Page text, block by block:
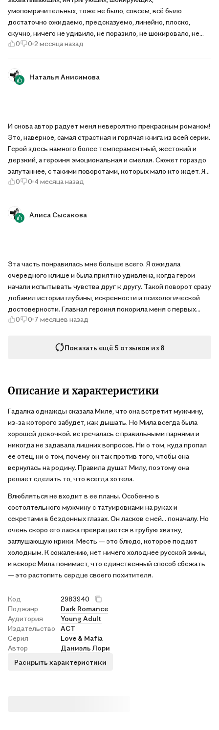
умопомрачительных, тоже не было, совсем, всё было
достаточно ожидаемо, предсказуемо, линейно, плоско,
скучно, ничего не удивило, не поразило, не шокировало, не
впечатлило, всё шло по накатанной колее. Книгу
снова, я однозначно, категорически, никогда не буду.
0 0 2 месяца назад
Наталья Анисимова
И снова автор радует меня невероятно прекрасным романом!
Это, наверное, самая страстная и горячая книга из всей серии.
Герой здесь намного более темпераментный, жестокий и
дерзкий, а героиня эмоциональная и смелая. Сюжет гораздо
запутаннее, с такими поворотами, которых мало кто ждёт. Я
уже прочитала в электронном формате и теперь безумно
0 0 4 месяца назад
Алиса Сысакова
Эта часть понравилась мне больше всего. Я ожидала
очередного клише и была приятно удивлена, когда герои
начали испытывать чувства друг к другу. Такой поворот сразу
добавил истории глубины, искренности и психологической
достоверности. Главная героиня покорила меня с первых
страниц. За её характер, смелость и человечность я
тем, кто устал от шаблонов и хочет истории с душой.
0 0 7 месяцев назад
Показать ещё 5 отзывов из 8
Описание и характеристики
Гадалка однажды сказала Миле, что она встретит мужчину,
из-за которого забудет, как дышать. Но Мила всегда была
хорошей девочкой: встречалась с правильными парнями и
никогда не задавала лишних вопросов. Ни о том, куда пропал
ее отец, ни о том, почему он так против того, чтобы она
вернулась на родину. Правила душат Милу, поэтому она
решает сделать то, что всегда хотела.
Влюбляться не входит в ее планы. Особенно в
состоятельного мужчину с татуировками на руках и
секретами в бездонных глазах. Он ласков с ней… поначалу. Но
очень скоро его ласка превращается в грубую хватку,
заглушающую крики. Месть — это блюдо, которое подают
холодным. К сожалению, нет ничего холоднее русской зимы,
и вскоре Мила понимает, что единственный способ сбежать
— это растопить сердце своего похитителя.
Код
2983940
Поджанр
Dark Romance
Аудитория
Young Adult
Издательство
АСТ
Серия
Love & Mafia
Автор
Даниэль Лори
Раскрыть характеристики